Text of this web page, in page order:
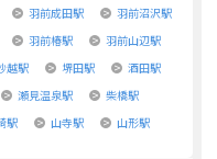
羽前成田駅
羽前沼沢駅
羽前椿駅
羽前山辺駅
越駅 堺田駅
酒田駅
瀬見温泉駅
柴橋駅
駅 山寺駅
山形駅